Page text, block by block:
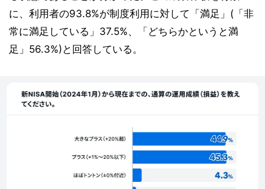
に、利用者の93.8%が制度利用に対して「満足」(「非
常に満足している」37.5%、「どちらかというと満
足」56.3%)と回答している。